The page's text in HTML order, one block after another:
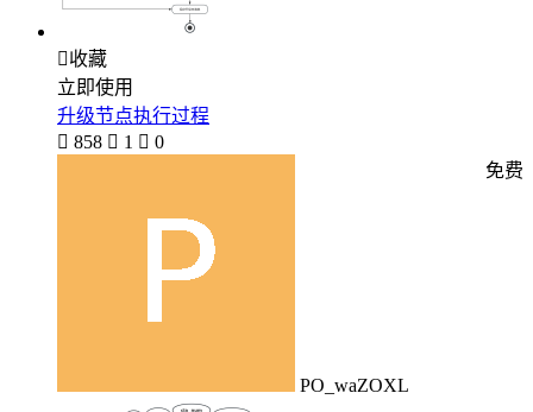
收藏
立即使用
升级节点执行过程
 858  1  0
PO_waZOXL
免费